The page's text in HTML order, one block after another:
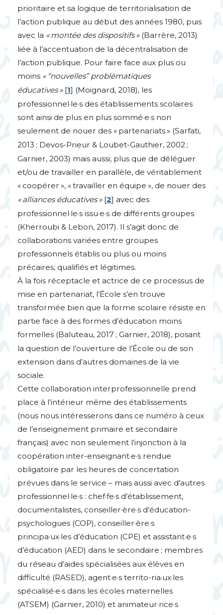
prioritaire et sa logique de territorialisation de
l’action publique au début des années 1980, puis
avec la « montée des dispositifs »(Barrère, 2013)
liée à l’accentuation de la décentralisation de
l’action publique. Pour faire face aux plus ou
moins « “nouvelles” problématiques
éducatives »[1] (Moignard, 2018), les
professionnel·le·s des établissements scolaires
sont ainsi de plus en plus sommé·e·s non
seulement de nouer des « partenariats» (Sarfati,
2013 ; Devos-Prieur & Loubet-Gauthier, 2002 ;
Garnier, 2003) mais aussi, plus que de déléguer
et/ou de travailler en parallèle, de véritablement
« coopérer », «travailler en équipe », de nouer des
« alliances éducatives »[2] avec des
professionnel·le·s issu·e·s de différents groupes
(Kherroubi & Lebon, 2017). Il s’agit donc de
collaborations variées entre groupes
professionnels établis ou plus ou moins
précaires, qualifiés et légitimes.
À la fois réceptacle et actrice de ce processus de
mise en partenariat, l’École s’en trouve
transformée bien que la forme scolaire résiste en
partie face à des formes d’éducation moins
formelles (Baluteau, 2017 ; Garnier, 2018), posant
la question de l’ouverture de l’École ou de son
extension dans d’autres domaines de la vie
sociale.
Cette collaboration interprofessionnelle prend
place à l’intérieur même des établissements
(nous nous intéresserons dans ce numéro à ceux
de l’enseignement primaire et secondaire
français) avec non seulement l’injonction à la
coopération inter-enseignant·e·s rendue
obligatoire par les heures de concertation
prévues dans le service – mais aussi avec d’autres
professionnel·le·s : chef·fe·s d’établissement,
documentalistes, conseiller·ère·s d’éducation-
psychologues (COP), conseiller·ère·s
principa·ux·les d’éducation (CPE) et assistant·e·s
d’éducation (AED) dans le secondaire ; membres
du réseau d’aides spécialisées aux élèves en
difficulté (RASED), agent·e·s territo-ria·ux·les
spécialisé·e·s dans les écoles maternelles
(ATSEM) (Garnier, 2010) et animateur·rice·s